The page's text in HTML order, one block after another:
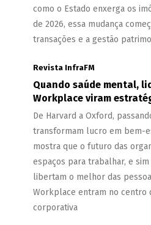
como o Estado enxerga os
de 2026, essa mudança
transações e a gestão
Revista InfraFM
Quando saúde mental,
Workplace viram
De Harvard a Oxford,
transformam lucro em bem-
mostra que o futuro das
espaços para trabalhar, e
libertam o melhor das
Workplace entram no centro
corporativa